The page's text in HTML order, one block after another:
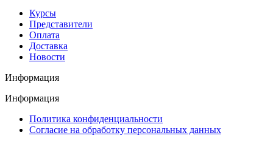
Курсы
Представители
Оплата
Доставка
Новости
Информация
Информация
Политика конфиденциальности
Согласие на обработку персональных данных